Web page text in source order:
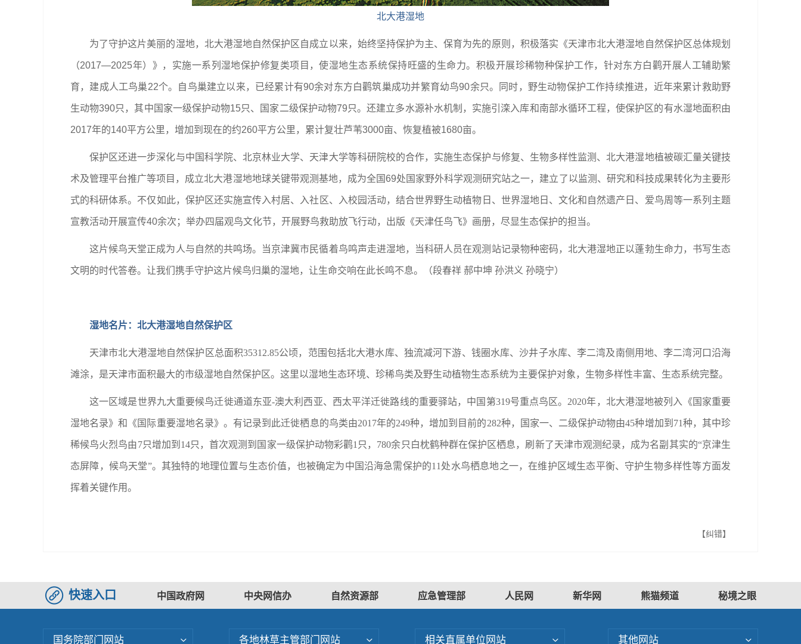
北大港湿地
为了守护这片美丽的湿地，北大港湿地自然保护区自成立以来，始终坚持保护为主、保育为先的原则，积极落实《天津市北大港湿地自然保护区总体规划
（2017—2025年）》，实施一系列湿地保护修复类项目，使湿地生态系统保持旺盛的生命力。积极开展珍稀物种保护工作，针对东方白鹳开展人工辅助繁
育，建成人工鸟巢22个。自鸟巢建立以来，已经累计有90余对东方白鹳筑巢成功并繁育幼鸟90余只。同时，野生动物保护工作持续推进，近年来累计救助野
生动物390只，其中国家一级保护动物15只、国家二级保护动物79只。还建立多水源补水机制，实施引滦入库和南部水循环工程，使保护区的有水湿地面积由
2017年的140平方公里，增加到现在的约260平方公里，累计复壮芦苇3000亩、恢复植被1680亩。
保护区还进一步深化与中国科学院、北京林业大学、天津大学等科研院校的合作，实施生态保护与修复、生物多样性监测、北大港湿地植被碳汇量关键技
术及管理平台推广等项目，成立北大港湿地地球关键带观测基地，成为全国69处国家野外科学观测研究站之一，建立了以监测、研究和科技成果转化为主要形
式的科研体系。不仅如此，保护区还实施宣传入村居、入社区、入校园活动，结合世界野生动植物日、世界湿地日、文化和自然遗产日、爱鸟周等一系列主题
宣教活动开展宣传40余次；举办四届观鸟文化节，开展野鸟救助放飞行动，出版《天津任鸟飞》画册，尽显生态保护的担当。
这片候鸟天堂正成为人与自然的共鸣场。当京津冀市民循着鸟鸣声走进湿地，当科研人员在观测站记录物种密码，北大港湿地正以蓬勃生命力，书写生态
文明的时代答卷。让我们携手守护这片候鸟归巢的湿地，让生命交响在此长鸣不息。（段春祥 郝中坤 孙洪义 孙晓宁）
湿地名片：北大港湿地自然保护区
天津市北大港湿地自然保护区总面积35312.85公顷，范围包括北大港水库、独流减河下游、钱圈水库、沙井子水库、李二湾及南侧用地、李二湾河口沿海
滩涂，是天津市面积最大的市级湿地自然保护区。这里以湿地生态环境、珍稀鸟类及野生动植物生态系统为主要保护对象，生物多样性丰富、生态系统完整。
这一区域是世界九大重要候鸟迁徙通道东亚-澳大利西亚、西太平洋迁徙路线的重要驿站，中国第319号重点鸟区。2020年，北大港湿地被列入《国家重要
湿地名录》和《国际重要湿地名录》。有记录到此迁徙栖息的鸟类由2017年的249种，增加到目前的282种，国家一、二级保护动物由45种增加到71种，其中珍
稀候鸟火烈鸟由7只增加到14只，首次观测到国家一级保护动物彩鹳1只，780余只白枕鹤种群在保护区栖息，刷新了天津市观测纪录，成为名副其实的“京津生
态屏障，候鸟天堂”。其独特的地理位置与生态价值，也被确定为中国沿海急需保护的11处水鸟栖息地之一，在维护区域生态平衡、守护生物多样性等方面发
挥着关键作用。
【纠错】
快速入口 中国政府网 中央网信办 自然资源部 应急管理部 人民网 新华网 熊猫频道 秘境之眼
国务院部门网站 各地林草主管部门网站 相关直属单位网站 其他网站